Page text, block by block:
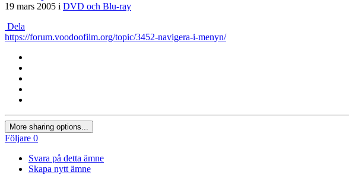
19 mars 2005 i DVD och Blu-ray
Dela
https://forum.voodoofilm.org/topic/3452-navigera-i-menyn/
More sharing options...
Följare 0
Svara på detta ämne
Skapa nytt ämne